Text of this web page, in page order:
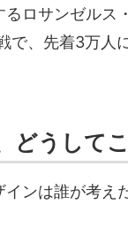
ロサンゼル
で、先着3万人
どうして
ンは誰が考え